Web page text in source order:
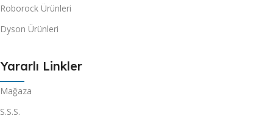
Roborock Ürünleri
Dyson Ürünleri
Yararlı Linkler
Mağaza
S.S.S.